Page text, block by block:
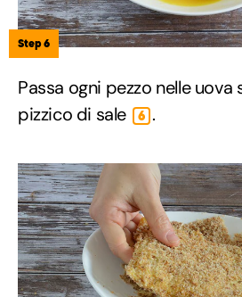
Step 6
Passa ogni pezzo nelle
pizzico di sale
6 .